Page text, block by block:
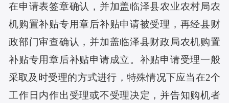
在申请表签章确认，并加盖临泽县农业农村局农
机购置补贴专用章后补贴申请被受理，再经县财
政部门审查确认，并加盖临泽县财政局农机购置
补贴专用章后补贴申请成立。补贴申请受理一般
采取及时受理的方式进行，特殊情况下应当在2个
工作日内作出受理或不受理决定，并告知购机者